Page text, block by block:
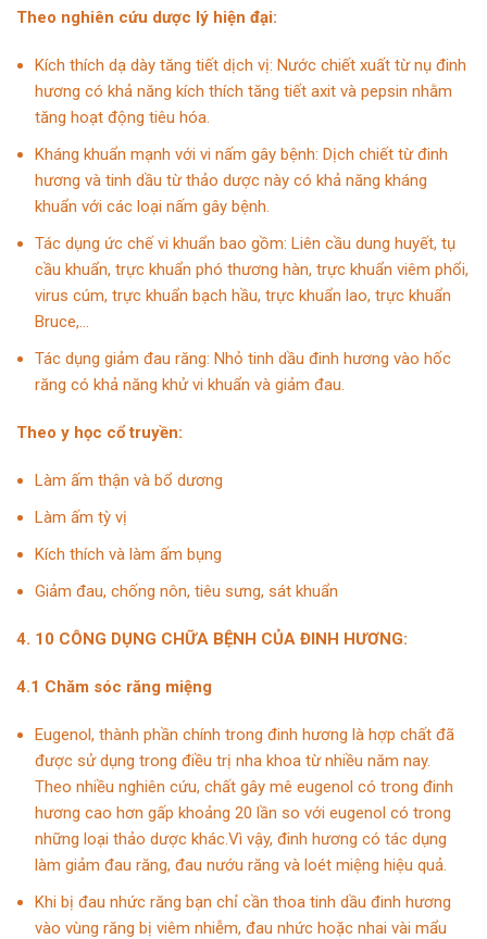
Theo nghiên cứu dược lý hiện đại:
Kích thích dạ dày tăng tiết dịch vị: Nước chiết xuất từ nụ đinh
hương có khả năng kích thích tăng tiết axit và pepsin nhằm
tăng hoạt động tiêu hóa.
Kháng khuẩn mạnh với vi nấm gây bệnh: Dịch chiết từ đinh
hương và tinh dầu từ thảo dược này có khả năng kháng
khuẩn với các loại nấm gây bệnh.
Tác dụng ức chế vi khuẩn bao gồm: Liên cầu dung huyết, tụ
cầu khuẩn, trực khuẩn phó thương hàn, trực khuẩn viêm phổi,
virus cúm, trực khuẩn bạch hầu, trực khuẩn lao, trực khuẩn
Bruce,…
Tác dụng giảm đau răng: Nhỏ tinh dầu đinh hương vào hốc
răng có khả năng khử vi khuẩn và giảm đau.
Theo y học cổ truyền:
Làm ấm thận và bổ dương
Làm ấm tỳ vị
Kích thích và làm ấm bụng
Giảm đau, chống nôn, tiêu sưng, sát khuẩn
4. 10 CÔNG DỤNG CHỮA BỆNH CỦA ĐINH HƯƠNG:
4.1 Chăm sóc răng miệng
Eugenol, thành phần chính trong đinh hương là hợp chất đã
được sử dụng trong điều trị nha khoa từ nhiều năm nay.
Theo nhiều nghiên cứu, chất gây mê eugenol có trong đinh
hương cao hơn gấp khoảng 20 lần so với eugenol có trong
những loại thảo dược khác.Vì vậy, đinh hương có tác dụng
làm giảm đau răng, đau nướu răng và loét miệng hiệu quả.
Khi bị đau nhức răng bạn chỉ cần thoa tinh dầu đinh hương
vào vùng răng bị viêm nhiễm, đau nhức hoặc nhai vài mẩu